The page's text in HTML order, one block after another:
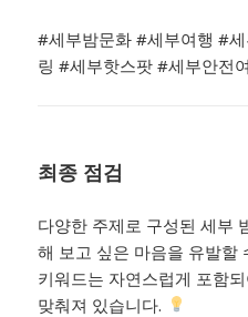
#세부밤문화 #세부여행 #
링 #세부핫스팟 #세부안전
최종 점검
다양한 주제로 구성된 세부
해 보고 싶은 마음을 유발할
키워드는 자연스럽게 포함
맞춰져 있습니다.